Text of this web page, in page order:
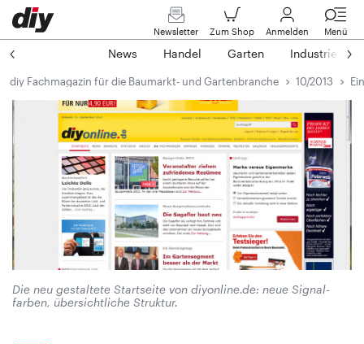
Newsletter Zum Shop Anmelden Menü
News Handel Garten Industrie
diy Fachmagazin für die Baumarkt- und Gartenbranche 10/2013
Die neu gestaltete Startseite von diyonline.de: neue Signal­
farben, übersichtliche Struktur.